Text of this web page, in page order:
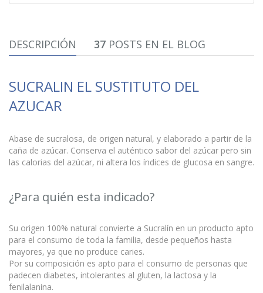
DESCRIPCIÓN 37 POSTS EN EL BLOG
SUCRALIN EL SUSTITUTO DEL
AZUCAR
Abase de sucralosa, de origen natural, y elaborado a partir de la
caña de azúcar. Conserva el auténtico sabor del azúcar pero sin
las calorias del azúcar, ni altera los índices de glucosa en sangre.
¿Para quién esta indicado?
Su origen 100% natural convierte a Sucralín en un producto apto
para el consumo de toda la familia, desde pequeños hasta
mayores, ya que no produce caries.
Por su composición es apto para el consumo de personas que
padecen diabetes, intolerantes al gluten, la lactosa y la
fenilalanina.